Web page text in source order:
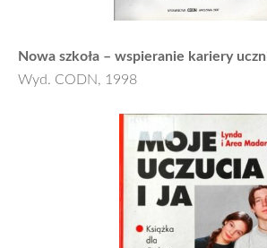
Nowa szkoła – wspieranie kariery
Wyd. CODN, 1998